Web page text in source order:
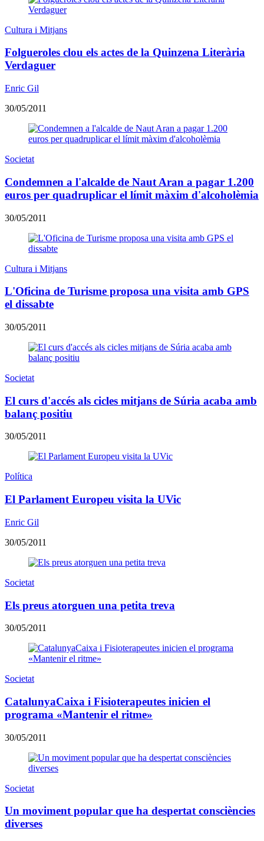
Cultura i Mitjans
Folgueroles clou els actes de la Quinzena Literària
Verdaguer
Enric Gil
30/05/2011
Societat
Condemnen a l'alcalde de Naut Aran a pagar 1.200
euros per quadruplicar el límit màxim d'alcoholèmia
30/05/2011
Cultura i Mitjans
L'Oficina de Turisme proposa una visita amb GPS
el dissabte
30/05/2011
Societat
El curs d'accés als cicles mitjans de Súria acaba amb
balanç positiu
30/05/2011
Política
El Parlament Europeu visita la UVic
Enric Gil
30/05/2011
Societat
Els preus atorguen una petita treva
30/05/2011
Societat
CatalunyaCaixa i Fisioterapeutes inicien el
programa «Mantenir el ritme»
30/05/2011
Societat
Un moviment popular que ha despertat consciències
diverses